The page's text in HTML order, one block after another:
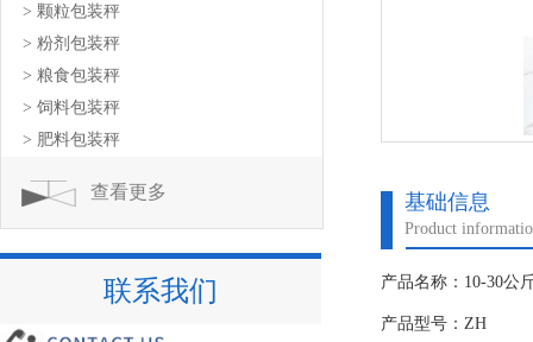
基础信息
Product
产品名称：10-30公
产品型号：ZH
> 颗粒包装秤
> 粉剂包装秤
> 粮食包装秤
> 饲料包装秤
> 肥料包装秤
查看更多
联系我们